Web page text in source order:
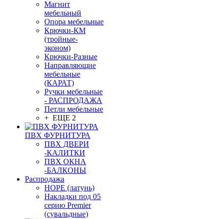
Магнит
мебельный
Опора мебельные
Крючки-КМ
(тройные-
эконом)
Крючки-Разные
Направляющие
мебельные
(КАРАТ)
Ручки мебельные
- РАСПРОДАЖА
Петли мебельные
+ ЕЩЕ 2
ПВХ ФУРНИТУРА
ПВХ ДВЕРИ
-КАЛИТКИ
ПВХ ОКНА
-БАЛКОНЫ
Распродажа
HOPE (латунь)
Накладки под 05
серию Premier
(сувальдные)